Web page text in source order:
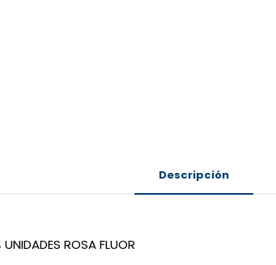
Descripción
ROSA FLUOR